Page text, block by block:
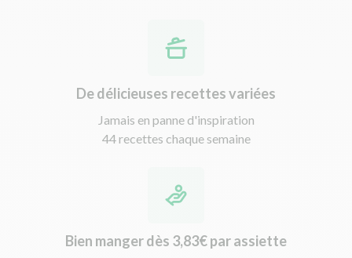
De délicieuses recettes variées
Jamais en panne d'inspiration
44 recettes chaque semaine
Bien manger dès 3,83€ par assiette